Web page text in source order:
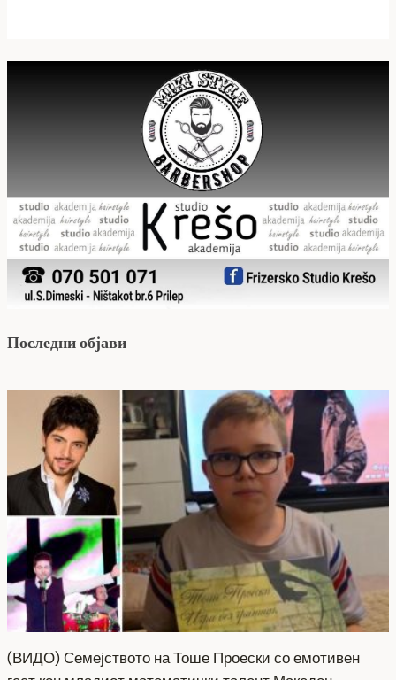
Последни објави
(ВИДО) Семејството на Тоше Проески со емотивен